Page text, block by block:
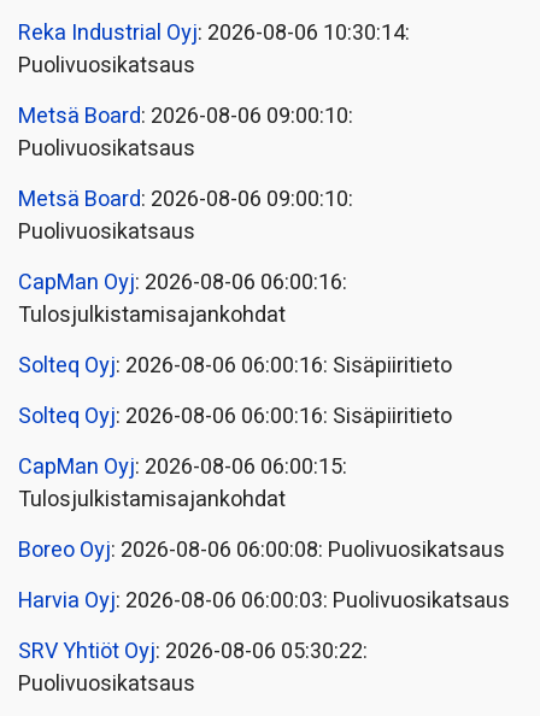
Reka Industrial Oyj: 2026-08-06 10:30:14:
Puolivuosikatsaus
Metsä Board: 2026-08-06 09:00:10:
Puolivuosikatsaus
Metsä Board: 2026-08-06 09:00:10:
Puolivuosikatsaus
CapMan Oyj: 2026-08-06 06:00:16:
Tulosjulkistamisajankohdat
Solteq Oyj: 2026-08-06 06:00:16: Sisäpiiritieto
Solteq Oyj: 2026-08-06 06:00:16: Sisäpiiritieto
CapMan Oyj: 2026-08-06 06:00:15:
Tulosjulkistamisajankohdat
Boreo Oyj: 2026-08-06 06:00:08: Puolivuosikatsaus
Harvia Oyj: 2026-08-06 06:00:03: Puolivuosikatsaus
SRV Yhtiöt Oyj: 2026-08-06 05:30:22:
Puolivuosikatsaus